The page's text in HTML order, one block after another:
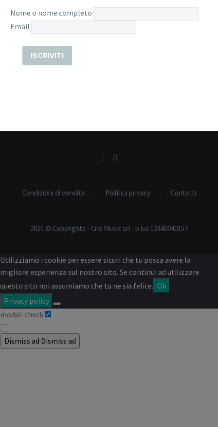
Nome o nome completo
Email
Condizioni di vendita Politica privacy Contatti
2021 © Copyrights - Cris Music srl - p.iva 12440040157
Utilizziamo i cookie per essere sicuri che tu possa avere la
migliore esperienza sul nostro sito. Se continui ad utilizzare
questo sito noi assumiamo che tu ne sia felice. Ok
Privacy policy
modal-check
Dismiss ad Dismiss ad